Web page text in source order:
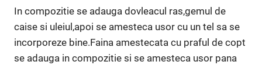
In compozitie se adauga dovleacul ras,gemul de
caise si uleiul,apoi se amesteca usor cu un tel sa se
incorporeze bine.Faina amestecata cu praful de copt
se adauga in compozitie si se amesteca usor pana